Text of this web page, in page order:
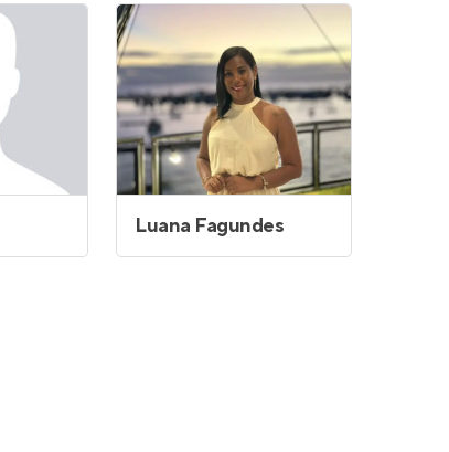
Luana Fagundes